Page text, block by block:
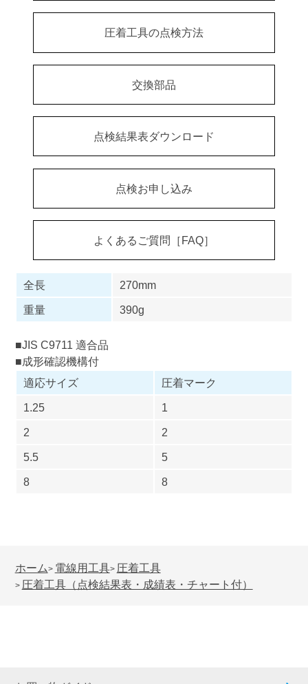
圧着工具の点検方法
交換部品
点検結果表ダウンロード
点検お申し込み
よくあるご質問［FAQ］
全長
270mm
重量
390g
■JIS C9711 適合品
■成形確認機構付
適応サイズ
圧着マーク
1.25
1
2
2
5.5
5
8
8
ホーム> 電線用工具> 圧着工具
> 圧着工具（点検結果表・成績表・チャート付）